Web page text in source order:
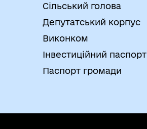
Сільський голова
Депутатський корпус
Виконком
Інвестиційний паспорт
Паспорт громади